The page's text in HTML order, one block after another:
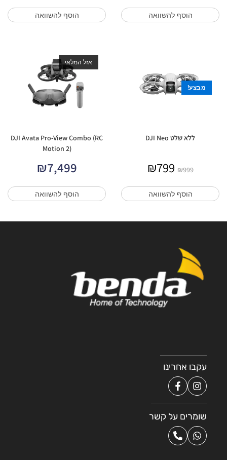
הוסף להשוואה הוסף להשוואה
מבצע!
ללא שלט DJI Neo
₪999
₪799
הוסף להשוואה
אזל המלאי
DJI Avata Pro-View Combo (RC
Motion 2)
₪7,499
הוסף להשוואה
עקבו אחרינו
שומרים על קשר